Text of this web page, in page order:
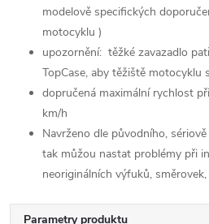
modelově specifických
motocyklu )
upozornění: těžké zavazadlo
TopCase, aby těžiště motocyklu
dopručená maximální rychlost
km/h
Navrženo dle původního,
tak můžou nastat problémy při
neoriginálních výfuků,
Parametry produktu